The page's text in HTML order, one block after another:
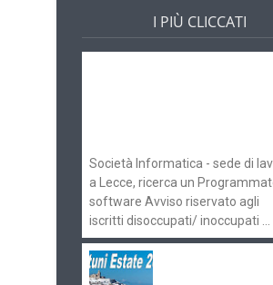
I PIÙ CLICCATI
Società Informatica - sede di
a Lecce, ricerca un
software Avviso riservato agli
iscritti disoccupati/ inoccupati ...